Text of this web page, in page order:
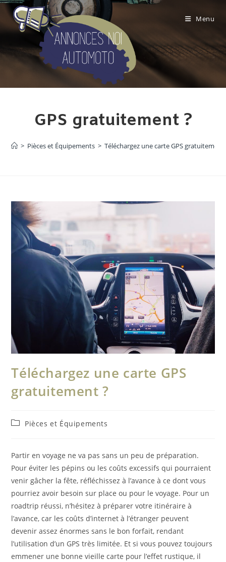
Skip
content
Menu
Téléchargez une carte
GPS gratuitement ?
> Pièces et Équipements > Téléchargez une carte GPS gratuitement
Téléchargez une carte GPS
gratuitement ?
PostPièces et Équipements
Partir en voyage ne va pas sans un peu de préparation.
Pour éviter les pépins ou les coûts excessifs qui pourraient
venir gâcher la fête, réfléchissez à l’avance à ce dont vous
pourriez avoir besoin sur place ou pour le voyage. Pour un
roadtrip réussi, n’hésitez à préparer votre itinéraire à
l’avance, car les coûts d’internet à l’étranger peuvent
devenir assez énormes sans le bon forfait, rendant
l’utilisation d’un GPS très limitée. Et si vous pouvez toujours
emmener une bonne vieille carte pour l’effet rustique, il